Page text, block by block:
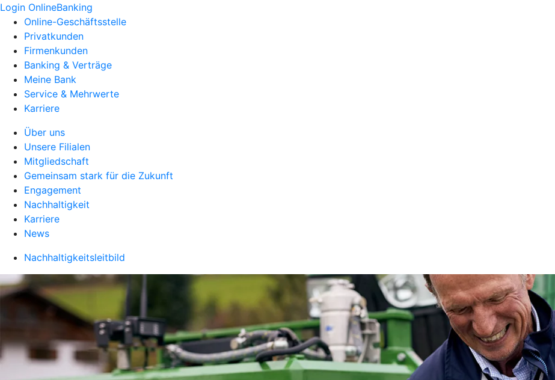
Login OnlineBanking
Online-Geschäftsstelle
Privatkunden
Firmenkunden
Banking & Verträge
Meine Bank
Service & Mehrwerte
Karriere
Über uns
Unsere Filialen
Mitgliedschaft
Gemeinsam stark für die Zukunft
Engagement
Nachhaltigkeit
Karriere
News
Nachhaltigkeitsleitbild